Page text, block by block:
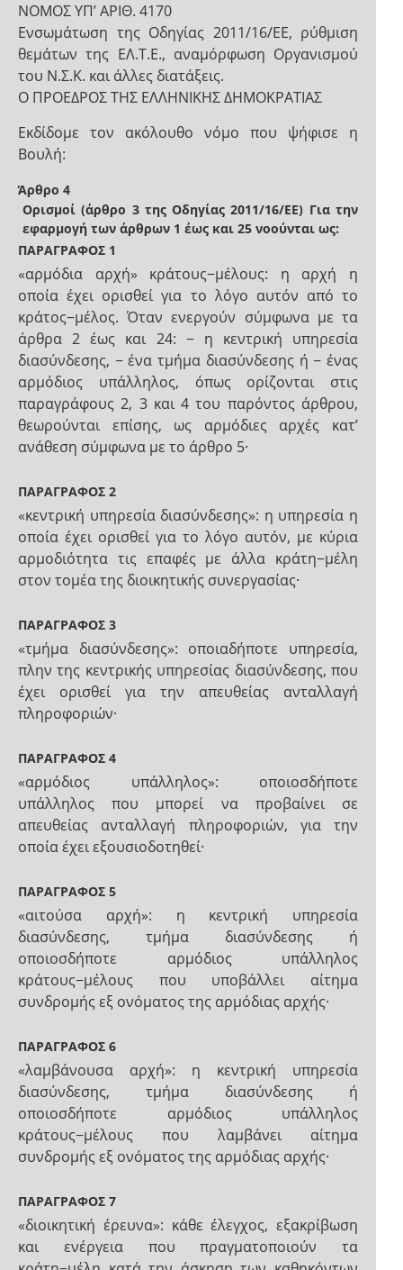
ΝΟΜΟΣ ΥΠ’ ΑΡΙΘ. 4170
Ενσωμάτωση της Oδηγίας 2011/16/ΕΕ, ρύθμιση
θεμάτων της ΕΛ.Τ.Ε., αναμόρφωση Οργανισμού
του Ν.Σ.Κ. και άλλες διατάξεις.
Ο ΠΡΟΕΔΡΟΣ ΤΗΣ ΕΛΛΗΝΙΚΗΣ ΔΗΜΟΚΡΑΤΙΑΣ
Εκδίδομε τον ακόλουθο νόμο που ψήφισε η
Βουλή:
Άρθρο 4
Ορισμοί (άρθρο 3 της Οδηγίας 2011/16/ΕΕ) Για την
εφαρμογή των άρθρων 1 έως και 25 νοούνται ως:
ΠΑΡΑΓΡΑΦΟΣ 1
«αρμόδια αρχή» κράτους−μέλους: η αρχή η
οποία έχει ορισθεί για το λόγο αυτόν από το
κράτος−μέλος. Όταν ενεργούν σύμφωνα με τα
άρθρα 2 έως και 24: − η κεντρική υπηρεσία
διασύνδεσης, − ένα τμήμα διασύνδεσης ή − ένας
αρμόδιος υπάλληλος, όπως ορίζονται στις
παραγράφους 2, 3 και 4 του παρόντος άρθρου,
θεωρούνται επίσης, ως αρμόδιες αρχές κατ’
ανάθεση σύμφωνα με το άρθρο 5·
ΠΑΡΑΓΡΑΦΟΣ 2
«κεντρική υπηρεσία διασύνδεσης»: η υπηρεσία η
οποία έχει ορισθεί για το λόγο αυτόν, με κύρια
αρμοδιότητα τις επαφές με άλλα κράτη−μέλη
στον τομέα της διοικητικής συνεργασίας·
ΠΑΡΑΓΡΑΦΟΣ 3
«τμήμα διασύνδεσης»: οποιαδήποτε υπηρεσία,
πλην της κεντρικής υπηρεσίας διασύνδεσης, που
έχει ορισθεί για την απευθείας ανταλλαγή
πληροφοριών·
ΠΑΡΑΓΡΑΦΟΣ 4
«αρμόδιος υπάλληλος»: οποιοσδήποτε
υπάλληλος που μπορεί να προβαίνει σε
απευθείας ανταλλαγή πληροφοριών, για την
οποία έχει εξουσιοδοτηθεί·
ΠΑΡΑΓΡΑΦΟΣ 5
«αιτούσα αρχή»: η κεντρική υπηρεσία
διασύνδεσης, τμήμα διασύνδεσης ή
οποιοσδήποτε αρμόδιος υπάλληλος
κράτους−μέλους που υποβάλλει αίτημα
συνδρομής εξ ονόματος της αρμόδιας αρχής·
ΠΑΡΑΓΡΑΦΟΣ 6
«λαμβάνουσα αρχή»: η κεντρική υπηρεσία
διασύνδεσης, τμήμα διασύνδεσης ή
οποιοσδήποτε αρμόδιος υπάλληλος
κράτους−μέλους που λαμβάνει αίτημα
συνδρομής εξ ονόματος της αρμόδιας αρχής·
ΠΑΡΑΓΡΑΦΟΣ 7
«διοικητική έρευνα»: κάθε έλεγχος, εξακρίβωση
και ενέργεια που πραγματοποιούν τα